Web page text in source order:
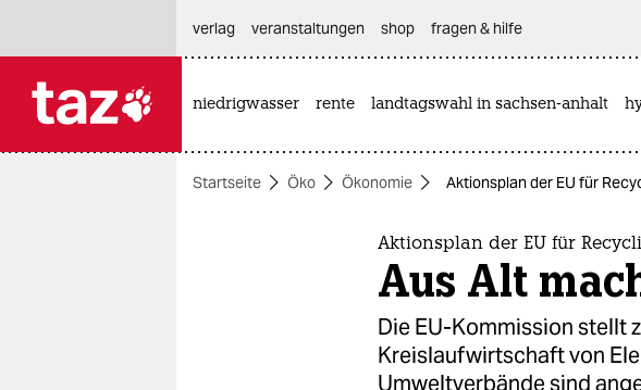
themen
verlag
veranstaltungen shop fragen & hilfe
niedrigwasser rente landtagswahl in sachsen-anhalt
Startseite Öko Ökonomie Aktionsplan der EU für
Aktionsplan der EU für
Aus Alt
Die EU-Kommission stellt
Kreislaufwirtschaft von
Umweltverbände sind